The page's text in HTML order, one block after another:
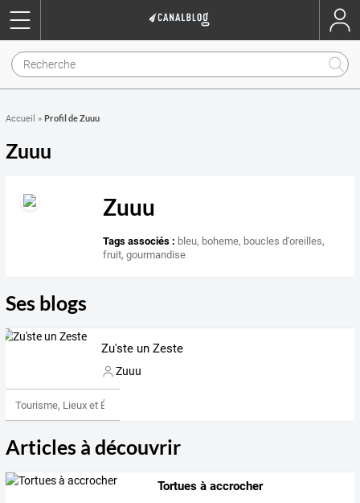
Accueil » Profil de Zuuu
Zuuu
Zuuu
Tags associés : bleu, boheme, boucles d'oreilles,
fruit,gourmandise
Ses blogs
Zu'ste un Zeste
Zuuu
Tourisme, Lieux et Événements
Articles à découvrir
Tortues à accrocher